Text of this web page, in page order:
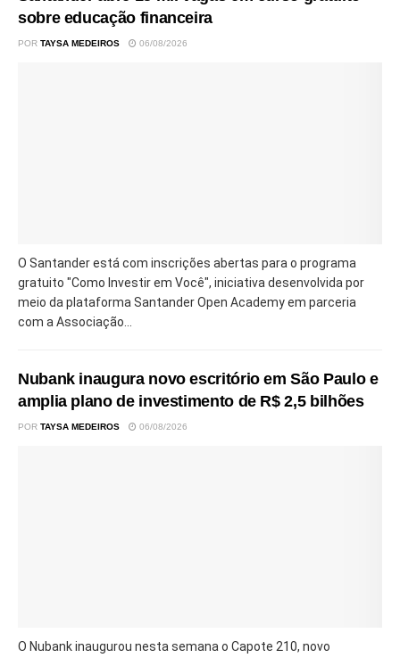
sobre educação financeira
POR TAYSA MEDEIROS 06/08/2026
O Santander está com inscrições abertas para o programa
gratuito "Como Investir em Você", iniciativa desenvolvida por
meio da plataforma Santander Open Academy em parceria
com a Associação...
Nubank inaugura novo escritório em São Paulo e
amplia plano de investimento de R$ 2,5 bilhões
POR TAYSA MEDEIROS 06/08/2026
O Nubank inaugurou nesta semana o Capote 210, novo